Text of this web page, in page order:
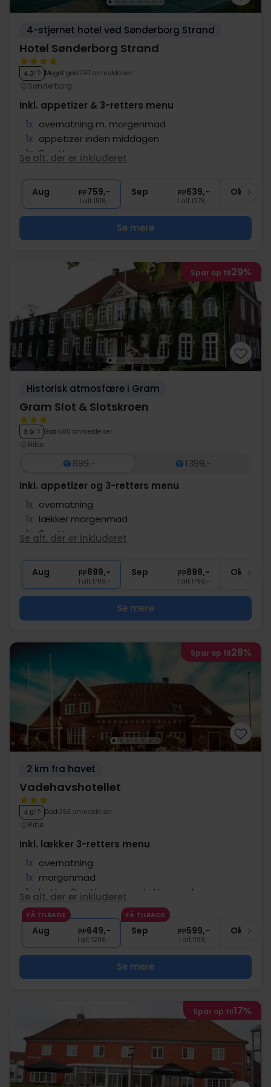
4-stjernet hotel ved Sønderborg Strand
Hotel Sønderborg Strand
4.3/ 5 Meget god 1747 anmeldelser
Sønderborg
Inkl. appetizer & 3-retters menu
1x overnatning m. morgenmad
1x appetizer inden middagen
1x 3-retters menu
∞ Gratis parkering
Se alt, der er inkluderet
Aug pp759,-
I alt 1518,-
Sep pp639,-
I alt 1278,-
Okt
Se mere
Spar op til29%
Historisk atmosfære i Gram
Gram Slot & Slotskroen
3.9/ 5 God 580 anmeldelser
Ribe
899,-
1399,-
Inkl. appetizer og 3-retters menu
1x overnatning
1x lækker morgenmad
1x 3-retters menu
1x Guidet rundtur på Gram Slot (17:00)
Se alt, der er inkluderet
Aug pp899,-
I alt 1798,-
Sep pp899,-
I alt 1798,-
Okt
Se mere
Spar op til28%
2 km fra havet
Vadehavshotellet
4.0/ 5 God 253 anmeldelser
Ribe
Inkl. lækker 3-retters menu
1x overnatning
1x morgenmad
1x lækker 3-retters menu kokkens valg
1x Kl. 17:00 velkomstdrink
∞ Gratis parkering og internet
Se alt, der er inkluderet
FÅ TILBAGE
Aug pp649,-
I alt 1298,-
FÅ TILBAGE
Sep pp599,-
I alt 1198,-
Okt
Se mere
Spar op til17%